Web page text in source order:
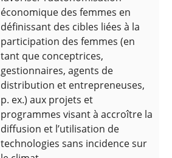
économique des femmes en
définissant des cibles liées à la
participation des femmes (en
tant que conceptrices,
gestionnaires, agents de
distribution et entrepreneuses,
p. ex.) aux projets et
programmes visant à accroître la
diffusion et l’utilisation de
technologies sans incidence sur